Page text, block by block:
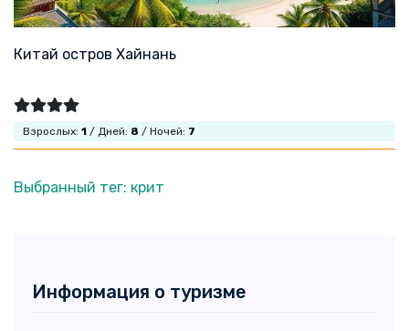
Китай остров Хайнань
Взрослых: 1 / Дней: 8 / Ночей: 7
Выбранный тег: крит
Информация о туризме